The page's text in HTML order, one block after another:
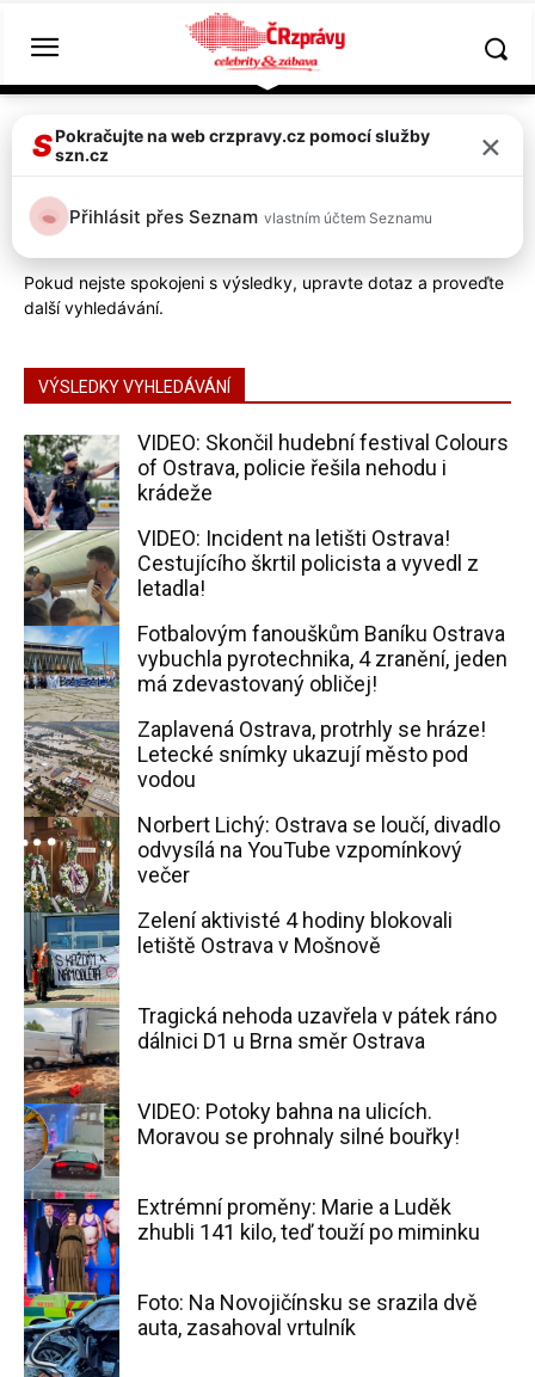
ostrava
Pokud nejste spokojeni s výsledky, upravte dotaz a proveďte
další vyhledávání.
VÝSLEDKY VYHLEDÁVÁNÍ
VIDEO: Skončil hudební festival Colours
of Ostrava, policie řešila nehodu i
krádeže
VIDEO: Incident na letišti Ostrava!
Cestujícího škrtil policista a vyvedl z
letadla!
Fotbalovým fanouškům Baníku Ostrava
vybuchla pyrotechnika, 4 zranění, jeden
má zdevastovaný obličej!
Zaplavená Ostrava, protrhly se hráze!
Letecké snímky ukazují město pod
vodou
Norbert Lichý: Ostrava se loučí, divadlo
odvysílá na YouTube vzpomínkový
večer
Zelení aktivisté 4 hodiny blokovali
letiště Ostrava v Mošnově
Tragická nehoda uzavřela v pátek ráno
dálnici D1 u Brna směr Ostrava
VIDEO: Potoky bahna na ulicích.
Moravou se prohnaly silné bouřky!
Extrémní proměny: Marie a Luděk
zhubli 141 kilo, teď touží po miminku
Foto: Na Novojičínsku se srazila dvě
auta, zasahoval vrtulník
SPokračujte na web crzpravy.cz pomocí služby
szn.cz
×
Přihlásit přes Seznam vlastním účtem Seznamu